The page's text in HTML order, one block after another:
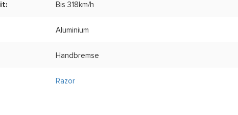
Bis 318km/h
Aluminium
Handbremse
Razor